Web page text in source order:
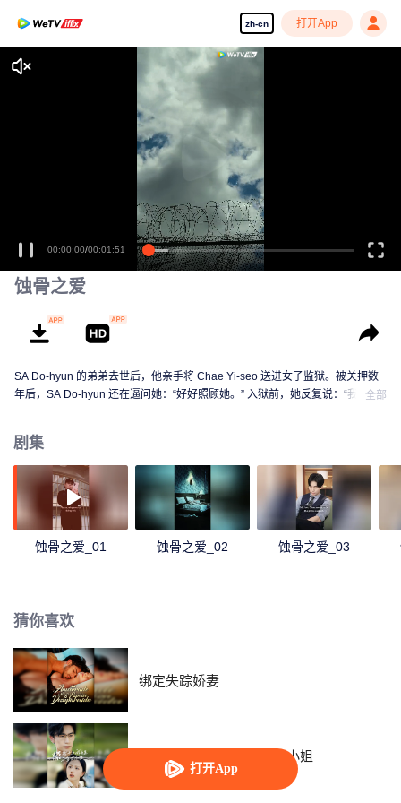
zh-cn 打开App
打开App
享受流畅高清剧集
00:00:00/00:01:51
蚀骨之爱
SA Do-hyun 的弟弟去世后，他亲手将 Chae Yi-seo 送进女子监狱。被关押数
年后，SA Do-hyun 还在逼问她：“好好照顾她。” 入狱前，她反复说：“我没有
全部
剧集
蚀骨之爱_01 蚀骨之爱_02 蚀骨之爱_03
猜你喜欢
绑定失踪娇妻
摆摊十年，我竟是千金大小姐